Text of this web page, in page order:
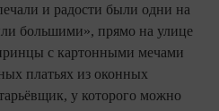
и радости были одни на
большими», прямо на улице
с картонными мечами
платьях из оконных
у которого можно